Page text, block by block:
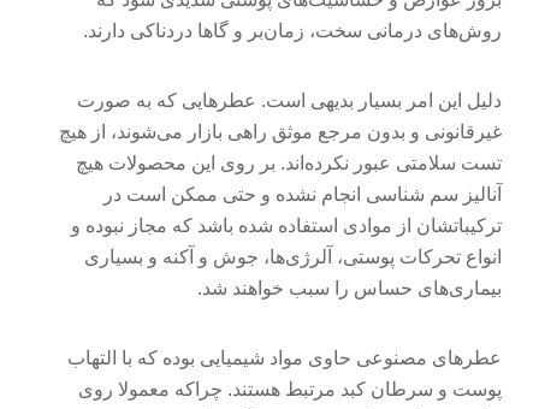
روش‌های درمانی سخت، زمان‌بر و گاها دردناکی دارند.
دلیل این امر بسیار بدیهی است. عطرهایی که به صورت
غیرقانونی و بدون مرجع موثق راهی بازار می‌شوند، از هیچ
تست سلامتی عبور نکرده‌اند. بر روی این محصولات هیچ
آنالیز سم شناسی انجام نشده و حتی ممکن است در
ترکیباتشان از موادی استفاده شده باشد که مجاز نبوده و
انواع تحرکات پوستی، آلرژی‌ها، جوش و آکنه و بسیاری
بیماری‌های حساس را سبب خواهند شد.
عطرهای مصنوعی حاوی مواد شیمیایی بوده که با التهاب
پوست و سرطان کبد مرتبط هستند. چراکه معمولا روی